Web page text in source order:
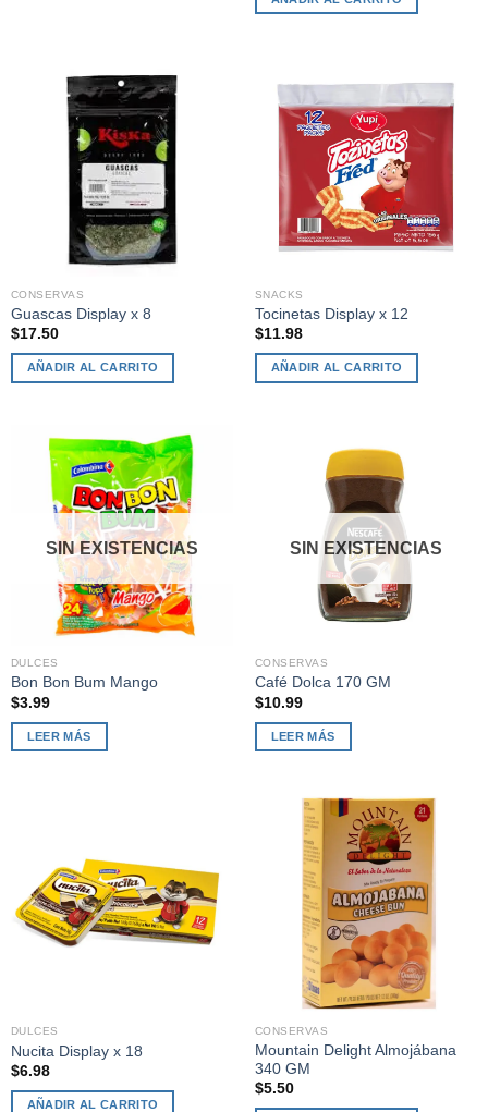
CONSERVAS
Guascas Display x 8
$17.50
AÑADIR AL CARRITO
SNACKS
Tocinetas Display x 12
$11.98
AÑADIR AL CARRITO
SIN EXISTENCIAS
DULCES
Bon Bon Bum Mango
$3.99
LEER MÁS
SIN EXISTENCIAS
CONSERVAS
Café Dolca 170 GM
$10.99
LEER MÁS
DULCES
Nucita Display x 18
$6.98
AÑADIR AL CARRITO
CONSERVAS
Mountain Delight Almojábana
340 GM
$5.50